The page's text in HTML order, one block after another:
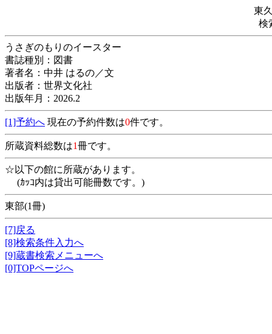
東
検
うさぎのもりのイースター
書誌種別：図書
著者名：中井 はるの／文
出版者：世界文化社
出版年月：2026.2
[1]予約へ 現在の予約件数は0件です。
所蔵資料総数は1冊です。
☆以下の館に所蔵があります。
(ｶｯｺ内は貸出可能冊数です。)
東部(1冊)
[7]戻る
[8]検索条件入力へ
[9]蔵書検索メニューへ
[0]TOPページへ